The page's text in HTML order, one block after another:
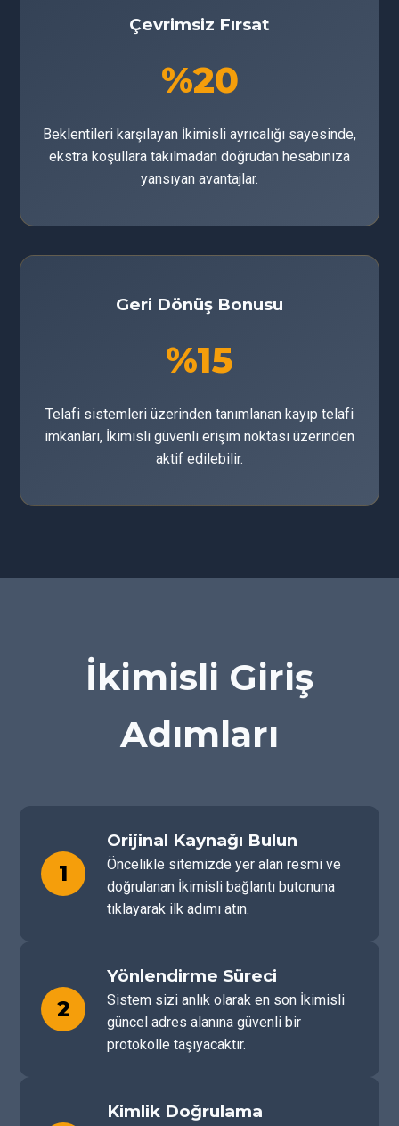
Çevrimsiz Fırsat
%20
Beklentileri karşılayan İkimisli ayrıcalığı sayesinde,
ekstra koşullara takılmadan doğrudan hesabınıza
yansıyan avantajlar.
Geri Dönüş Bonusu
%15
Telafi sistemleri üzerinden tanımlanan kayıp telafi
imkanları, İkimisli güvenli erişim noktası üzerinden
aktif edilebilir.
İkimisli Giriş
Adımları
1
Orijinal Kaynağı Bulun
Öncelikle sitemizde yer alan resmi ve
doğrulanan İkimisli bağlantı butonuna
tıklayarak ilk adımı atın.
2
Yönlendirme Süreci
Sistem sizi anlık olarak en son İkimisli
güncel adres alanına güvenli bir
protokolle taşıyacaktır.
Kimlik Doğrulama